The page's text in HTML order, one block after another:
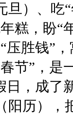
旦）、
糕，盼“
“压胜钱
春节”，
日，成
阳历），